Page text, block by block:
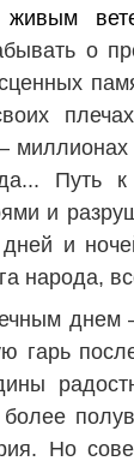
живым
о
Путь
и
и
народа,
днем – 9
гарь
Но